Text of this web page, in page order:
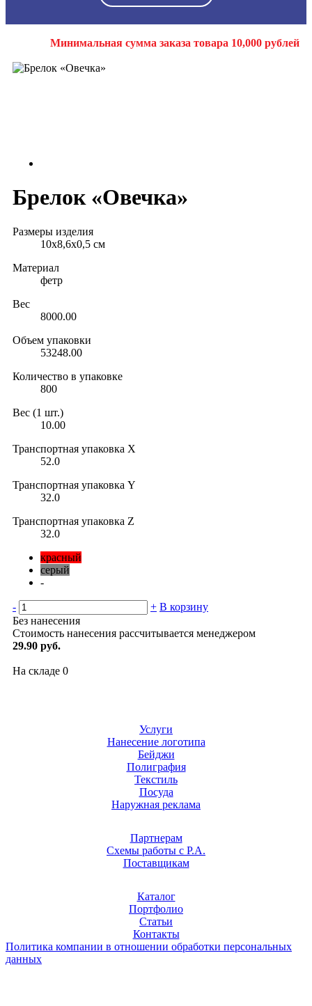
Минимальная сумма заказа товара 10,000 рублей
Брелок «Овечка»
Размеры изделия
10х8,6х0,5 см
Материал
фетр
Вес
8000.00
Объем упаковки
53248.00
Количество в упаковке
800
Вес (1 шт.)
10.00
Транспортная упаковка X
52.0
Транспортная упаковка Y
32.0
Транспортная упаковка Z
32.0
красный
серый
-
- + В корзину
Без нанесения
Стоимость нанесения рассчитывается менеджером
29.90 руб.
На складе 0
Услуги
Нанесение логотипа
Бейджи
Полиграфия
Текстиль
Посуда
Наружная реклама
Партнерам
Схемы работы с Р.А.
Поставщикам
Каталог
Портфолио
Статьи
Контакты
Политика компании в отношении обработки персональных
данных